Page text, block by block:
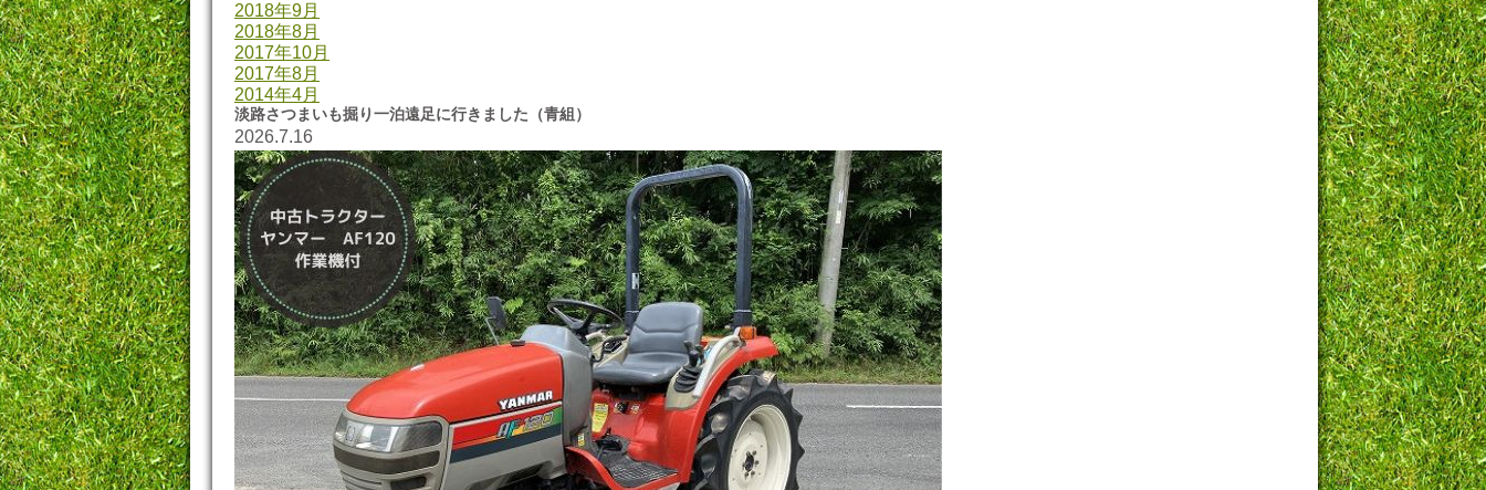
2018年9月
2018年8月
2017年10月
2017年8月
2014年4月
淡路さつまいも掘り一泊遠足に行きました（青組）
2026.7.16